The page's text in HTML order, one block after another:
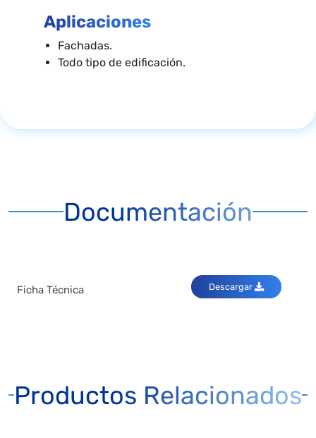
Aplicaciones
Fachadas.
Todo tipo de edificación.
Documentación
Ficha Técnica Descargar
Productos Relacionados